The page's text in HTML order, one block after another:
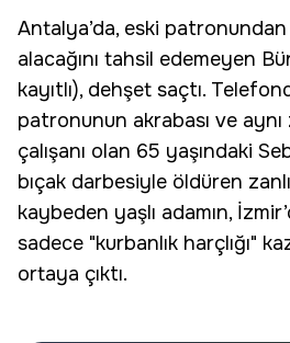
Antalya’da, eski patronundan
alacağını tahsil edemeyen
kayıtlı), dehşet saçtı.
patronunun akrabası ve aynı
çalışanı olan 65 yaşındaki
bıçak darbesiyle öldüren
kaybeden yaşlı adamın,
sadece "kurbanlık harçlığı"
ortaya çıktı.